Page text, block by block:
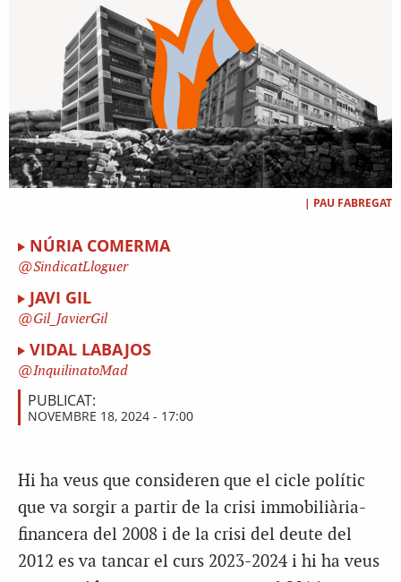
| PAU FABREGAT
NÚRIA COMERMA
SindicatLloguer
JAVI GIL
Gil_JavierGil
VIDAL LABAJOS
InquilinatoMad
PUBLICAT:
NOVEMBRE 18, 2024 - 17:00
Hi ha veus que consideren que el cicle polític
que va sorgir a partir de la crisi immobiliària-
financera del 2008 i de la crisi del deute del
2012 es va tancar el curs 2023-2024 i hi ha veus